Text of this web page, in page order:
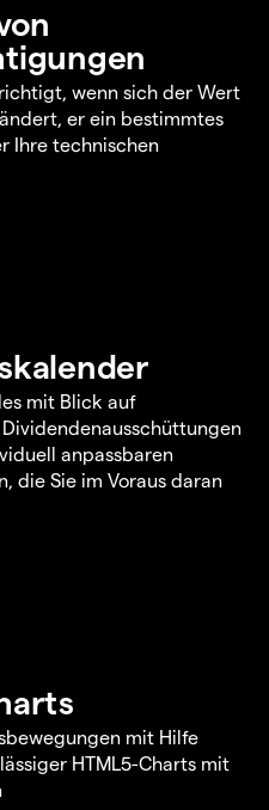
wenn sich der Wert
er ein bestimmtes
Ihre technischen
mit Blick auf
anpassbaren
die Sie im Voraus daran
mit Hilfe
HTML5-Charts mit